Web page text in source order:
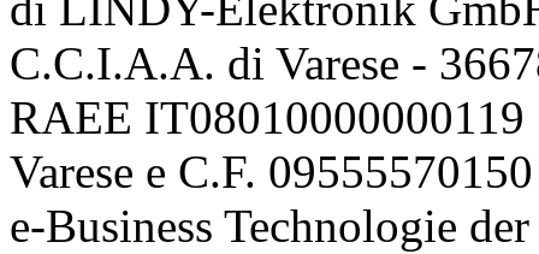
C.C.I.A.A. di Varese -
RAEE
Varese e C.F. 09555570150
e-Business Technologie